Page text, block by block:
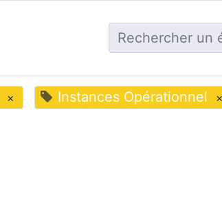
× Instances Opérationnel ×